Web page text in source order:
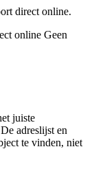
direct online.
online Geen
juiste
adreslijst en
te vinden, niet